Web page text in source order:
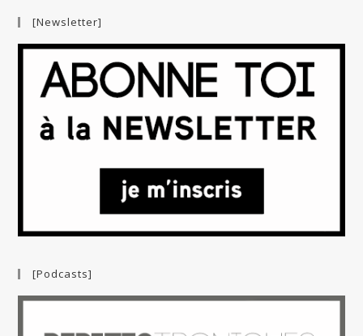
[Newsletter]
[Podcasts]